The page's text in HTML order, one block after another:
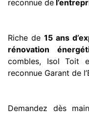
reconnue de
Riche de 15 ans
rénovation
combles, Isol Toit
reconnue Garant de
Demandez dès